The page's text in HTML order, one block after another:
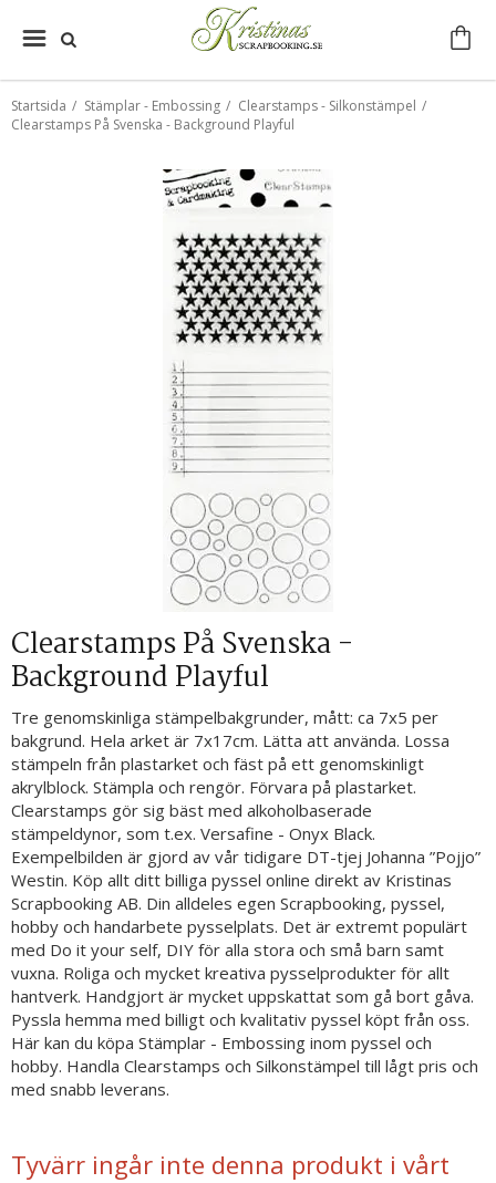
Startsida / Stämplar - Embossing / Clearstamps - Silkonstämpel /
Clearstamps På Svenska - Background Playful
Clearstamps På Svenska -
Background Playful
Tre genomskinliga stämpelbakgrunder, mått: ca 7x5 per
bakgrund. Hela arket är 7x17cm. Lätta att använda. Lossa
stämpeln från plastarket och fäst på ett genomskinligt
akrylblock. Stämpla och rengör. Förvara på plastarket.
Clearstamps gör sig bäst med alkoholbaserade
stämpeldynor, som t.ex. Versafine - Onyx Black.
Exempelbilden är gjord av vår tidigare DT-tjej Johanna ”Pojjo”
Westin. Köp allt ditt billiga pyssel online direkt av Kristinas
Scrapbooking AB. Din alldeles egen Scrapbooking, pyssel,
hobby och handarbete pysselplats. Det är extremt populärt
med Do it your self, DIY för alla stora och små barn samt
vuxna. Roliga och mycket kreativa pysselprodukter för allt
hantverk. Handgjort är mycket uppskattat som gå bort gåva.
Pyssla hemma med billigt och kvalitativ pyssel köpt från oss.
Här kan du köpa Stämplar - Embossing inom pyssel och
hobby. Handla Clearstamps och Silkonstämpel till lågt pris och
med snabb leverans.
Tyvärr ingår inte denna produkt i vårt